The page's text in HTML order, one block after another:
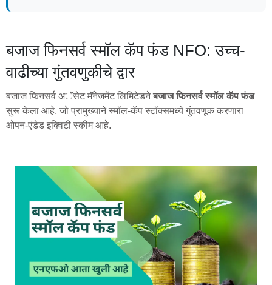
बजाज फिनसर्व स्मॉल कॅप फंड NFO: उच्च-
वाढीच्या गुंतवणुकीचे द्वार
बजाज फिनसर्व अॅसेट मॅनेजमेंट लिमिटेडनेबजाज फिनसर्व स्मॉल कॅप फंड
सुरू केला आहे, जो प्रामुख्याने स्मॉल-कॅप स्टॉक्समध्ये गुंतवणूक करणारा
ओपन-एंडेड इक्विटी स्कीम आहे.